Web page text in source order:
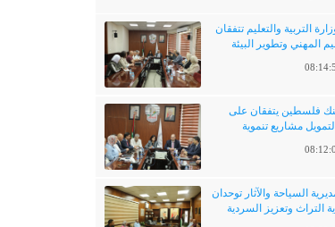
التربية والتعليم تتفقان
المهني وتطوير البيئة
فلسطين يتفقان على
مشاريع تنموية
السياحة والآثار توحدان
التراث وتعزيز السردية